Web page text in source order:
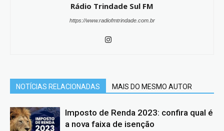
Rádio Trindade Sul FM
https://www.radiofmtrindade.com.br
NOTÍCIAS RELACIONADAS MAIS DO MESMO AUTOR
Imposto de Renda 2023: confira qual é
a nova faixa de isenção